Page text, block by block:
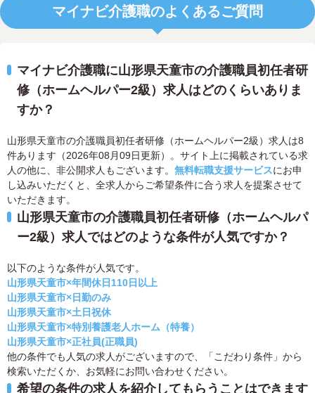
マイナビ介護職のよくあるご質問
マイナビ介護職に山形県天童市の介護職員初任者研
修（ホームヘルパー2級）求人はどのくらいありま
すか？
山形県天童市の介護職員初任者研修（ホームヘルパー2級）求人は8
件あります（2026年08月09日更新）。サイト上に掲載されている求
人の他に、非公開求人もございます。 無料転職支援サービスにお申
し込みいただくと、全求人からご希望条件に合う求人を提案させて
いただきます。
山形県天童市の介護職員初任者研修（ホームヘルパ
ー2級）求人ではどのような条件が人気ですか？
以下のような条件が人気です。
山形県天童市×年間休日110日以上
山形県天童市×日勤のみ
山形県天童市×土日祝休
山形県天童市×特別養護老人ホーム（特養）
山形県天童市×正社員(正職員)
他の条件でも人気の求人がございますので、「こだわり条件」から
検索いただくか、お気軽にお問い合わせください。
希望の条件の求人を紹介してもらうことはできます